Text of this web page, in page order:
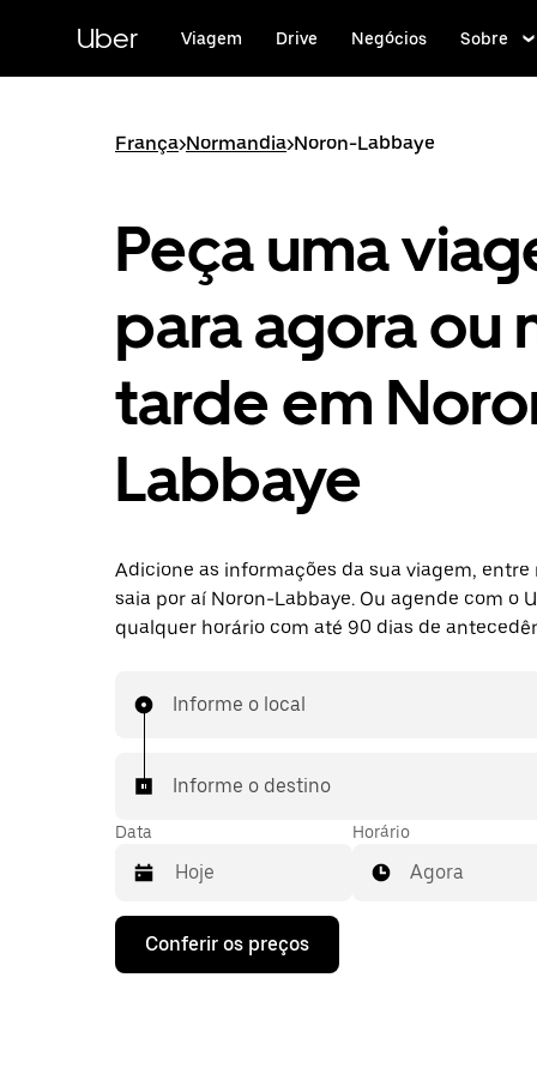
conteúdo
Uber Viagem Drive Negócios Sobre
França>Normandia>Noron-Labbaye
Peça uma
para agora ou
tarde em
Labbaye
Adicione as informações da sua viagem, entre
saia por aí Noron-Labbaye. Ou agende com o
qualquer horário com até 90 dias de
Informe o local
Informe o destino
Data
Pressione
seta
Horário
Agora
Conferir os preços